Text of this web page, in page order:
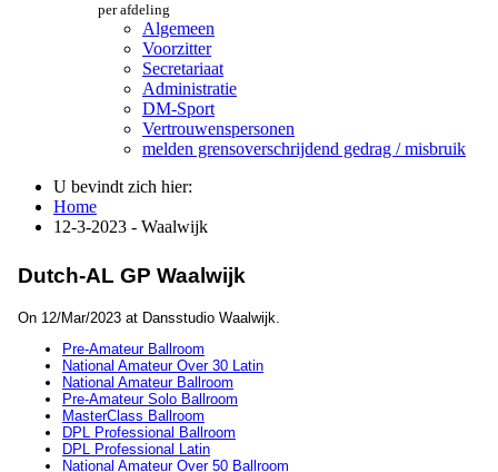
per afdeling
Algemeen
Voorzitter
Secretariaat
Administratie
DM-Sport
Vertrouwenspersonen
melden grensoverschrijdend gedrag / misbruik
U bevindt zich hier:
Home
12-3-2023 - Waalwijk